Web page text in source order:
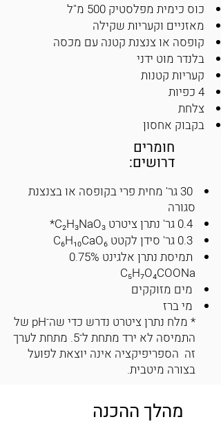
כוס כימית מפלסטיק 500 מ"ל
מאזניים וקעריות שקילה
קופסה או צנצנת קטנה עם מכסה
בלנדר מוט ידני
קעריות קטנות
4 כפיות
צלחת
בקבוק אחסון
חומרים
דרושים:
30 גר' מחית פרי בקופסה או בצנצנת
סגורה
0.4 גר' נתרן ציטרט C₂H₃NaO₃*
תמיסת נתרן אלגינט 0.75%
C₅H₇O₄COONa
מים מזוקקים
מי ברז
* מלח נתרן ציטרט נדרש כדי שה־pH של
התמיסה לא ירד מתחת ל־5. מתחת לערך
זה הספריפיקציה אינה יוצאת לפועל
בצורה מיטבית.
מהלך ההכנה